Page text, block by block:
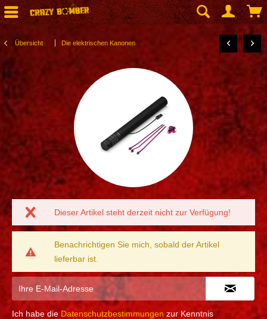
Übersicht Die elektrischen Kanonen
Dieser Artikel steht derzeit nicht zur Verfügung!
Benachrichtigen Sie mich, sobald der Artikel
lieferbar ist.
Ich habe die Datenschutzbestimmungen zur Kenntnis